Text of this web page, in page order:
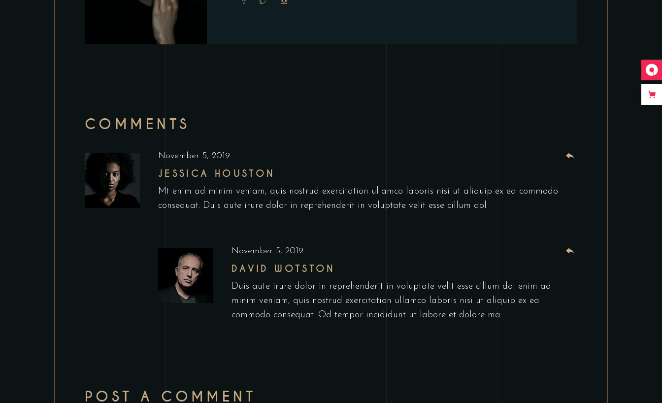
COMMENTS
November 5, 2019
JESSICA HOUSTON
Mt enim ad minim veniam, quis nostrud exercitation ullamco laboris nisi ut aliquip ex ea commodo
consequat. Duis aute irure dolor in reprehenderit in voluptate velit esse cillum dol
November 5, 2019
DAVID WOTSTON
Duis aute irure dolor in reprehenderit in voluptate velit esse cillum dol enim ad
minim veniam, quis nostrud exercitation ullamco laboris nisi ut aliquip ex ea
commodo consequat. Od tempor incididunt ut labore et dolore ma.
POST A COMMENT